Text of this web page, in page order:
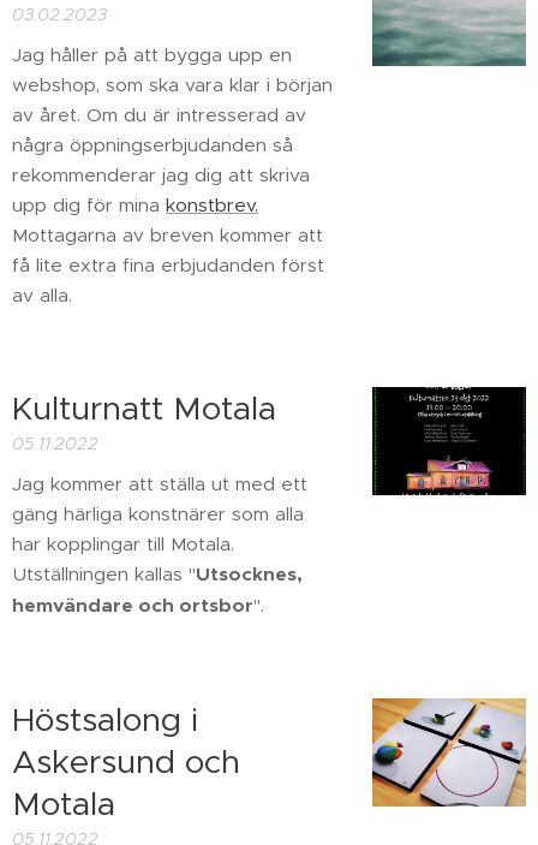
03.02.2023
Jag håller på att bygga upp en
webshop, som ska vara klar i början
av året. Om du är intresserad av
några öppningserbjudanden så
rekommenderar jag dig att skriva
upp dig för mina konstbrev.
Mottagarna av breven kommer att
få lite extra fina erbjudanden först
av alla.
Kulturnatt Motala
05.11.2022
Jag kommer att ställa ut med ett
gäng härliga konstnärer som alla
har kopplingar till Motala.
Utställningen kallas "Utsocknes,
hemvändare och ortsbor".
Höstsalong i
Askersund och
Motala
05.11.2022